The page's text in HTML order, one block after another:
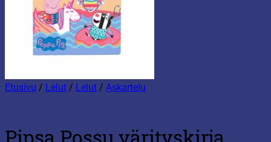
Etusivu / Lelut / Lelut / Askartelu